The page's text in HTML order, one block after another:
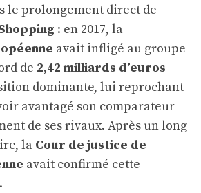
le prolongement direct de
: en 2017, la
avait infligé au groupe
de 2,42 milliards d’euros
dominante, lui reprochant
avantagé son comparateur
de ses rivaux. Après un long
la Cour de justice de
avait confirmé cette